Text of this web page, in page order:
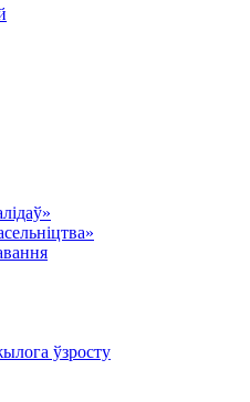
ўзросту